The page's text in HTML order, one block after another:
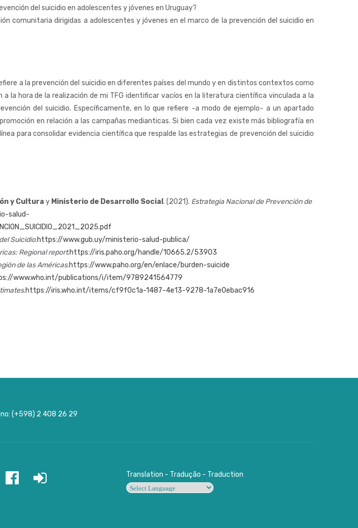
del suicidio en adolescentes y jóvenes en Uruguay?
comunitaria dirigidas a adolescentes y jóvenes en el marco de la prevención del suicidio en
a la prevención del suicidio en diferentes países del mundo y en distintos contextos como
la hora de la realización de mi TFG identificar vacíos en la literatura científica vinculada a la
del suicidio. Específicamente, en lo que refiere -a modo de ejemplo- a un apartado
en relación a las campañas medianticas. Si bien cada vez existe más bibliografía en
para consolidar evidencia científica que respalde las estrategias de prevención del suicidio
y Cultura y Ministerio de Desarrollo Social . (2021). Estrategia Nacional de Prevención de
salud-
Suicidio.https://www.gub.uy/ministerio-salud-publica/
Regional report.https://iris.paho.org/handle/10665.2/53903
de las Américas.https://www.paho.org/en/enlace/burden-suicide
www.who.int/publications/i/item/9789241564779
.https://iris.who.int/items/cf9f0c1a-1487-4e13-9278-1a7e0ebac916
(+598) 2 408 26 29
Translation - Tradução - Traduction